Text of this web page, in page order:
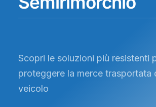
Scopri le soluzioni più resistenti
proteggere la merce trasportata
veicolo